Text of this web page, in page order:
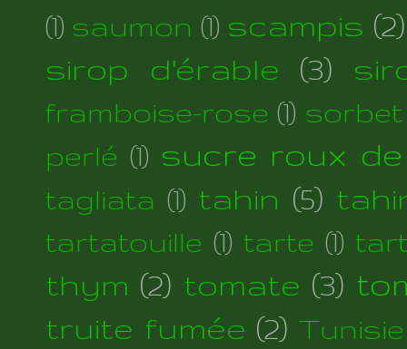
(1) saumon (1) scampis (2)
sirop d'érable
(3)
framboise-rose (1)
perlé (1) sucre roux
tagliata (1) tahin (5)
tartatouille (1) tarte (1)
thym (2) tomate (3)
truite fumée (2) Tunisie